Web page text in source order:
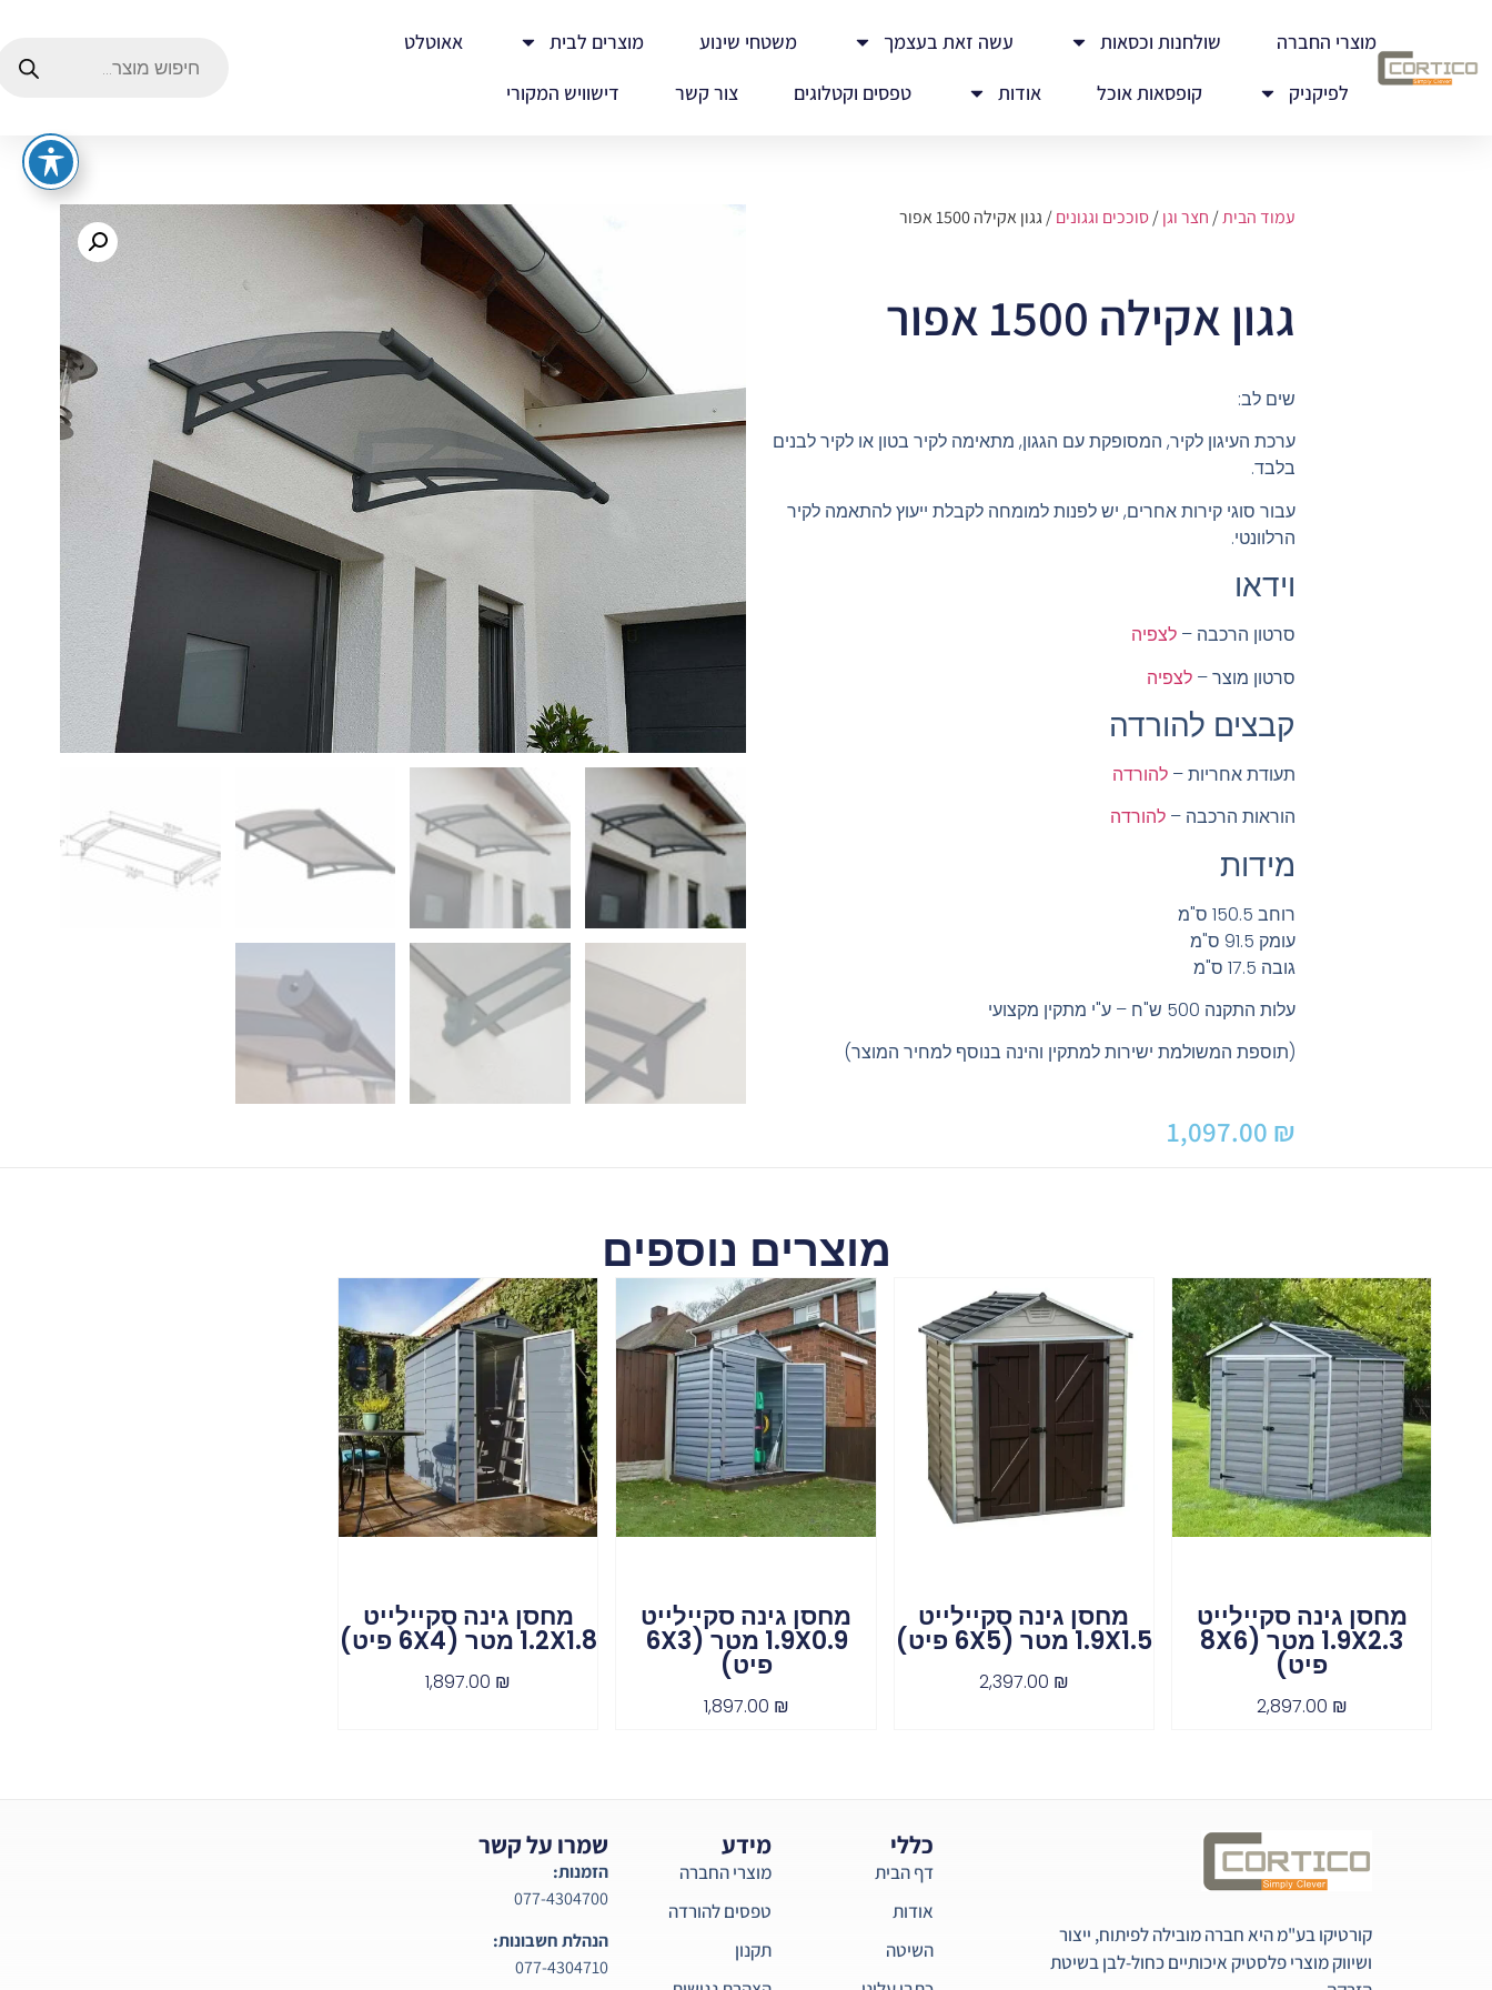
מוצרי החברה שולחנות וכסאות עשה זאת בעצמך משטחי שינוע מוצרים לבית
אאוטלט
לפיקניק
קופסאות אוכל אודות טפסים וקטלוגים צור קשר דישוויש המקורי
עמוד הבית/ חצר וגן/סוככים וגגונים/ גגון אקילה 1500 אפור
גגון אקילה 1500 אפור
שים לב:
ערכת העיגון לקיר, המסופקת עם הגגון, מתאימה לקיר בטון או לקיר לבנים
בלבד.
עבור סוגי קירות אחרים, יש לפנות למומחה לקבלת ייעוץ להתאמה לקיר
הרלוונטי.
וידאו
סרטון הרכבה –לצפיה
סרטון מוצר –לצפיה
קבצים להורדה
תעודת אחריות –להורדה
הוראות הרכבה –להורדה
מידות
רוחב 150.5 ס"מ
עומק 91.5 ס"מ
גובה 17.5 ס"מ
עלות התקנה 500 ש"ח – ע"י מתקין מקצועי
(תוספת המשולמת ישירות למתקין והינה בנוסף למחיר המוצר)
1,097.00 ₪
מוצרים נוספים
מחסן גינה סקיילייט
1.9X2.3 מטר (8X6
פיט)
2,897.00 ₪
מחסן גינה סקיילייט
1.9X1.5 מטר (6X5 פיט)
2,397.00 ₪
מחסן גינה סקיילייט
1.9X0.9 מטר (6X3
פיט)
1,897.00 ₪
מחסן גינה סקיילייט
1.2X1.8 מטר (6X4 פיט)
1,897.00 ₪
קורטיקו בע"מ היא חברה מובילה לפיתוח, ייצור
ושיווק מוצרי פלסטיק איכותיים כחול-לבן בשיטת
כללי
דף הבית
אודות
השיטה
מידע
מוצרי החברה
טפסים להורדה
תקנון
שמרו על קשר
הזמנות:
077-4304700
הנהלת חשבונות:
077-4304710